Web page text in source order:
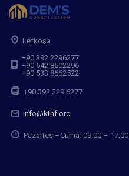
Lefkoşa
+90 392 2296277
+90 542 8502296
+90 533 8662522
+90 392 229 6277
info@kthf.org
Pazartesi–Cuma: 09:00 – 17:00